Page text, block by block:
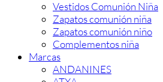
Vestidos Comunión Niña
Zapatos comunión niña
Zapatos comunión niño
Complementos niña
Marcas
ANDANINES